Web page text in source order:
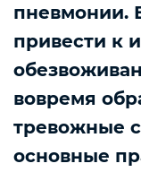
пневмонии.
привести к
вовремя
тревожные
основные